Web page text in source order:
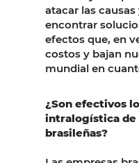
atacar las
encontrar
efectos que, en
costos y bajan
mundial en
¿Son efectivos
intralogística de
brasileñas?